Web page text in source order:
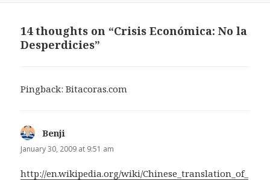
14 thoughts on “Crisis Económica: No la
Desperdicies”
Pingback:Bitacoras.com
Benji
January 30, 2009 at 9:51 am
http://en.wikipedia.org/wiki/Chinese_translation_of_